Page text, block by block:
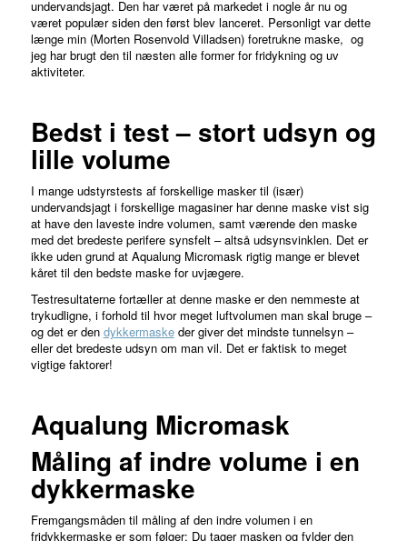
undervandsjagt. Den har været på markedet i nogle år nu og
været populær siden den først blev lanceret. Personligt var dette
længe min (Morten Rosenvold Villadsen) foretrukne maske, og
jeg har brugt den til næsten alle former for fridykning og uv
aktiviteter.
Bedst i test – stort udsyn og
lille volume
I mange udstyrstests af forskellige masker til (især)
undervandsjagt i forskellige magasiner har denne maske vist sig
at have den laveste indre volumen, samt værende den maske
med det bredeste perifere synsfelt – altså udsynsvinklen. Det er
ikke uden grund at Aqualung Micromask rigtig mange er blevet
kåret til den bedste maske for uvjægere.
Testresultaterne fortæller at denne maske er den nemmeste at
trykudligne, i forhold til hvor meget luftvolumen man skal bruge –
og det er den dykkermaskeder giver det mindste tunnelsyn –
eller det bredeste udsyn om man vil. Det er faktisk to meget
vigtige faktorer!
Aqualung Micromask
FORHANDLER LAND PRIS
LÆS
Måling af indre volume i en
dykkermaske
Fremgangsmåden til måling af den indre volumen i en
fridykkermaske er som følger: Du tager masken og fylder den